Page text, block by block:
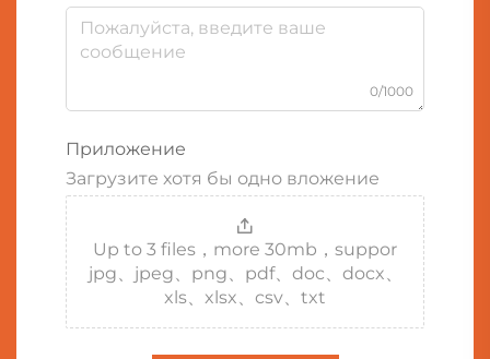
0/1000
Приложение
Загрузите хотя бы одно вложение
Up to 3 files，more 30mb，suppor
jpg、jpeg、png、pdf、doc、docx、
xls、xlsx、csv、txt